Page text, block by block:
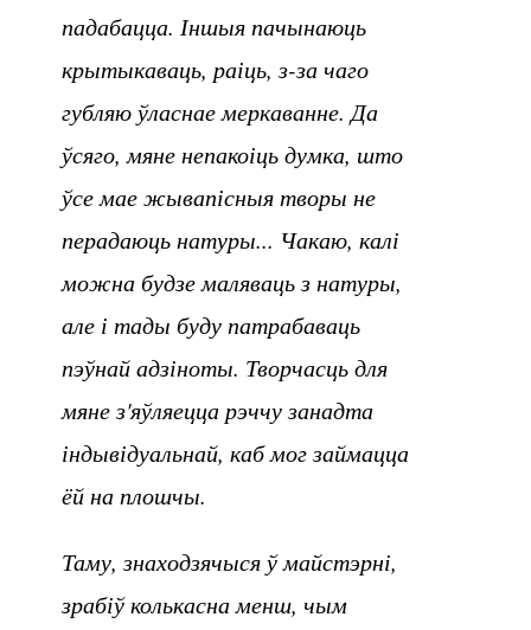
падабацца. Іншыя пачынаюць
крытыкаваць, раіць, з-за чаго
губляю ўласнае меркаванне. Да
ўсяго, мяне непакоіць думка, што
ўсе мае жывапісныя творы не
перадаюць натуры... Чакаю, калі
можна будзе маляваць з натуры,
але і тады буду патрабаваць
пэўнай адзіноты. Творчасць для
мяне з'яўляецца рэччу занадта
індывідуальнай, каб мог займацца
ёй на плошчы.
Таму, знаходзячыся ў майстэрні,
зрабіў колькасна менш, чым